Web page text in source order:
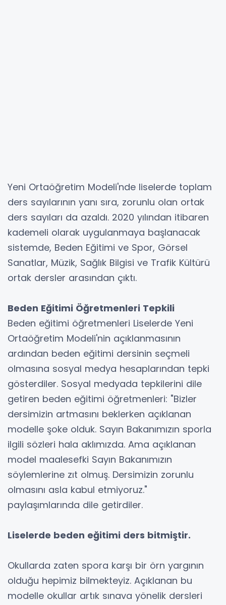
Yeni Ortaöğretim Modeli'nde liselerde toplam
ders sayılarının yanı sıra, zorunlu olan ortak
ders sayıları da azaldı. 2020 yılından itibaren
kademeli olarak uygulanmaya başlanacak
sistemde, Beden Eğitimi ve Spor, Görsel
Sanatlar, Müzik, Sağlık Bilgisi ve Trafik Kültürü
ortak dersler arasından çıktı.
Beden Eğitimi Öğretmenleri Tepkili
Beden eğitimi öğretmenleri Liselerde Yeni
Ortaöğretim Modeli'nin açıklanmasının
ardından beden eğitimi dersinin seçmeli
olmasına sosyal medya hesaplarından tepki
gösterdiler. Sosyal medyada tepkilerini dile
getiren beden eğitimi öğretmenleri: "Bizler
dersimizin artmasını beklerken açıklanan
modelle şoke olduk. Sayın Bakanımızın sporla
ilgili sözleri hala aklımızda. Ama açıklanan
model maalesefki Sayın Bakanımızın
söylemlerine zıt olmuş. Dersimizin zorunlu
olmasını asla kabul etmiyoruz."
paylaşımlarında dile getirdiler.
Liselerde beden eğitimi ders bitmiştir.
Okullarda zaten spora karşı bir örn yargının
olduğu hepimiz bilmekteyiz. Açıklanan bu
modelle okullar artık sınava yönelik dersleri